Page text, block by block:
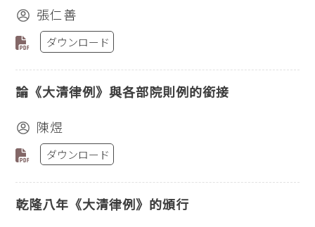
張仁善
ダウンロード
論《大清律例》與各部院則例的銜接
陳煜
ダウンロード
乾隆八年《大清律例》的頒行